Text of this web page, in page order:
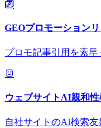
GEOプロモーション
プロモ記事引用を素
ウェブサイトAI親和性
自社サイトのAI検索